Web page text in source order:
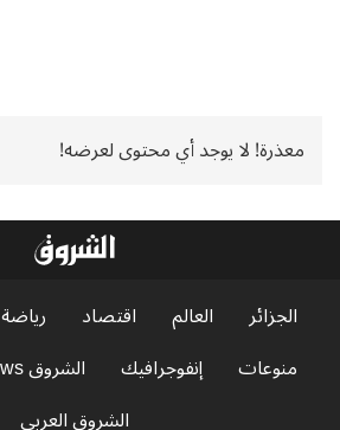
معذرة! لا يوجد أي محتوى لعرضه!
الجزائر العالم اقتصاد رياضة
منوعات
إنفوجرافيك الشروق News
الشروق العربي